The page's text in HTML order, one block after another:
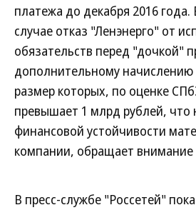
платежа до декабря 2016
случае отказ "Ленэнерго" от
обязательств перед "дочкой"
дополнительному
размер которых, по оценке
превышает 1 млрд рублей, что
финансовой устойчивости
компании, обращает внимание
В пресс-службе "Россетей"